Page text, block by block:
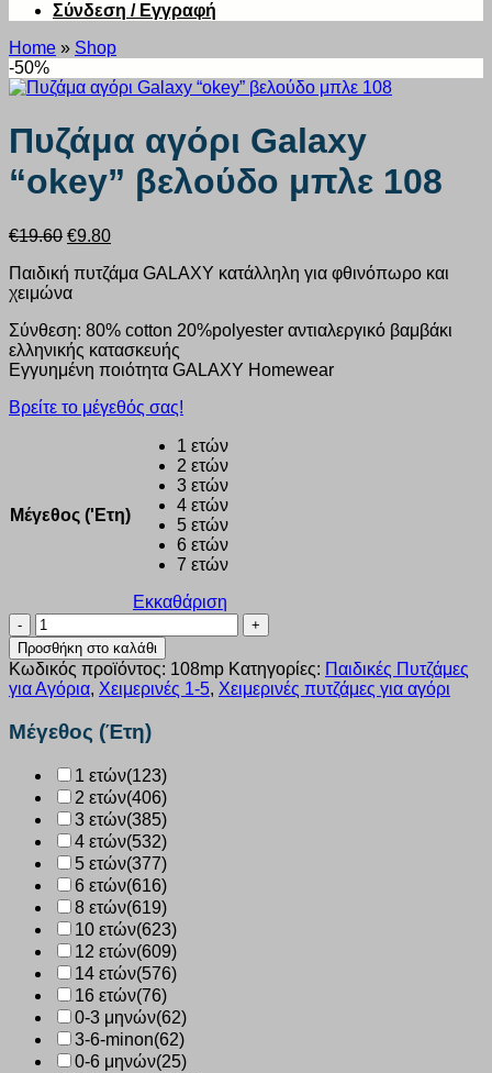
Σύνδεση / Εγγραφή
Home » Shop
-50%
Πυζάμα αγόρι Galaxy
“okey” βελούδο μπλε 108
€19.60 Original
was:
€19.60.
€9.80Η
τιμή
Παιδική πυτζάμα GALAXY κατάλληλη για φθινόπωρο και
χειμώνα
Σύνθεση: 80% cotton 20%polyester αντιαλεργικό βαμβάκι
ελληνικής κατασκευής
Εγγυημένη ποιότητα GALAXY Homewear
Βρείτε το μέγεθός σας!
Μέγεθος ('Ετη)
1 ετών
2 ετών
3 ετών
4 ετών
5 ετών
6 ετών
7 ετών
Εκκαθάριση
Πυζάμα
αγόρι
Galaxy
“okey”
βελούδο
μπλε
108
Προσθήκη στο καλάθι
Κωδικός προϊόντος: 108mp Κατηγορίες: Παιδικές Πυτζάμες
για Αγόρια, Χειμερινές 1-5, Χειμερινές πυτζάμες για αγόρι
Μέγεθος (Έτη)
1 ετών(123)
2 ετών(406)
3 ετών(385)
4 ετών(532)
5 ετών(377)
6 ετών(616)
8 ετών(619)
10 ετών(623)
12 ετών(609)
14 ετών(576)
16 ετών(76)
0-3 μηνών(62)
3-6-minon(62)
0-6 μηνών(25)